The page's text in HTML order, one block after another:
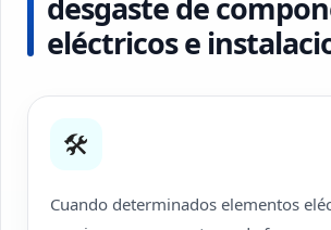
desgaste de
eléctricos e
🛠
Cuando determinados elementos